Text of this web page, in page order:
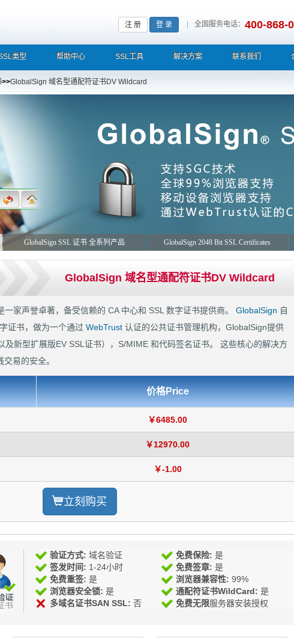
注 册 登 录 全国服务电话： 400-868-
类型 帮助中心 SSL工具 解决方案 联系我们
>>GlobalSign 域名型通配符证书DV Wildcard
GlobalSign SSL 证书 全系列产品 GlobalSign 2048 Bit SSL Certificates
GlobalSign 域名型通配符证书DV Wildcard
家声誉卓著，备受信赖的 CA 中心和 SSL 数字证书提供商。 GlobalSign 自
证书，做为一个通过 WebTrust 认证的公共证书管理机构，GlobalSign提供
及新型扩展版EV SSL证书），S/MIME 和代码签名证书。 这些核心的解决方
易的安全。
价格Price
￥6485.00
￥12970.00
￥-1.00
立刻购买
验证方式: 域名验证
签发时间: 1-24小时
免费重签: 是
浏览器安全锁: 是
多域名证书SAN SSL: 否
免费保险: 是
免费签章: 是
浏览器兼容性: 99%
通配符证书WildCard: 是
免费无限服务器安装授权